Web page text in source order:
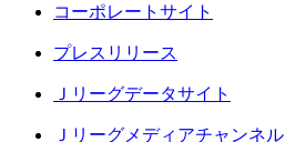
コーポレートサイト
プレスリリース
Ｊリーグデータサイト
Ｊリーグメディアチャンネル